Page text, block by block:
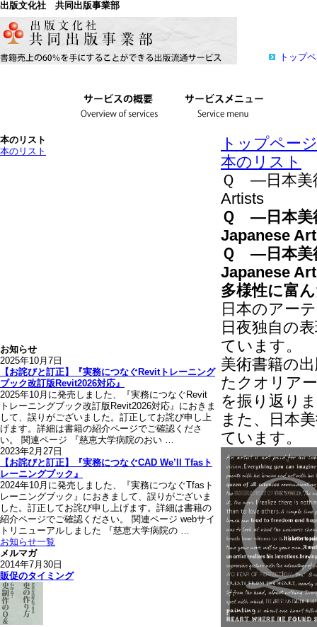
出版文化社 共同出版事業部
トップ
トップページ
本のリスト
Ｑ —日本美
Artists
Ｑ —日本美
Japanese
Ｑ —日本美
Japanese
多様性に富
日本のアー
日夜独自の
ています。
美術書籍の
たクオリア
を振り返り
また、日本
ています。
本のリスト
本のリスト
お知らせ
2025年10月7日
【お詫びと訂正】『実務につなぐRevitトレーニング
ブック改訂版Revit2026対応』
2025年10月に発売しました、『実務につなぐRevit
トレーニングブック改訂版Revit2026対応』におきま
して、誤りがございました。訂正してお詫び申し上
げます。詳細は書籍の紹介ページでご確認くださ
い。 関連ページ 『慈恵大学病院のおい …
2023年2月27日
【お詫びと訂正】『実務につなぐCAD We’ll Tfasト
レーニングブック』
2024年10月に発売しました、『実務につなぐTfasト
レーニングブック』におきまして、誤りがございま
した。訂正してお詫び申し上げます。詳細は書籍の
紹介ページでご確認ください。 関連ページ webサイ
トリニューアルしました 『慈恵大学病院の …
お知らせ一覧
メルマガ
2014年7月30日
販促のタイミング